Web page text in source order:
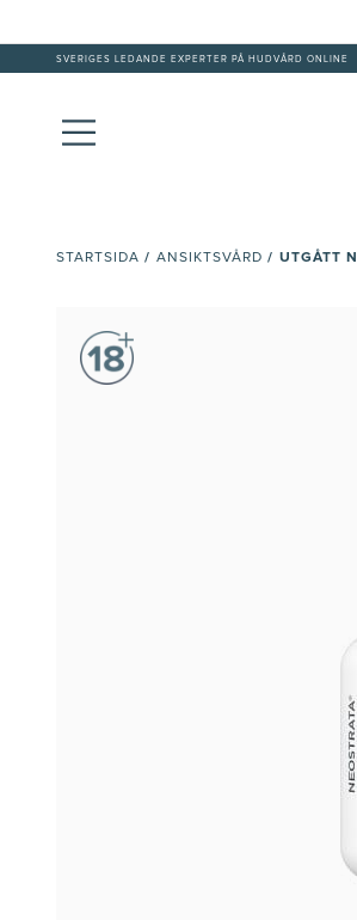
SVERIGES LEDANDE EXPERTER PÅ HUDVÅRD ONLINE
STARTSIDA / ANSIKTSVÅRD / UTGÅTT